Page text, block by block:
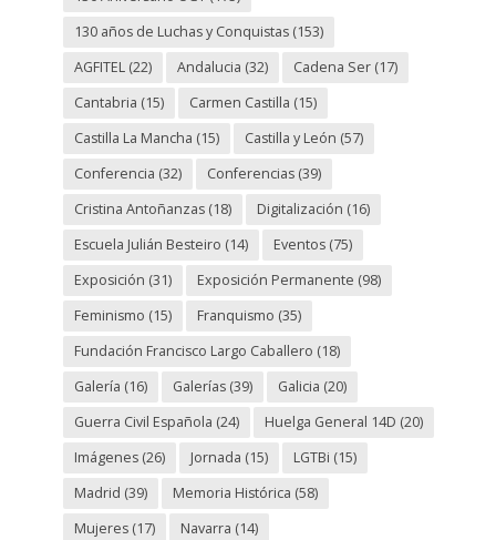
130 años de Luchas y Conquistas(153)
AGFITEL(22) Andalucia (32) Cadena Ser(17)
Cantabria (15) Carmen Castilla (15)
Castilla La Mancha (15) Castilla y León (57)
Conferencia (32) Conferencias(39)
Cristina Antoñanzas(18) Digitalización (16)
Escuela Julián Besteiro (14) Eventos(75)
Exposición (31) Exposición Permanente (98)
Feminismo (15) Franquismo (35)
Fundación Francisco Largo Caballero (18)
Galería (16) Galerías(39) Galicia (20)
Guerra Civil Española (24) Huelga General 14D (20)
Imágenes(26) Jornada (15) LGTBi (15)
Madrid (39) Memoria Histórica (58)
Mujeres(17) Navarra (14)